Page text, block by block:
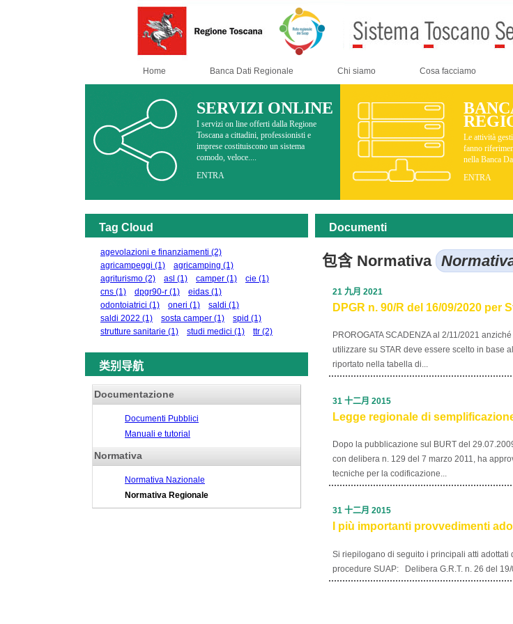
Home Banca Dati Regionale Chi siamo Cosa facciamo
SERVIZI ONLINE
I servizi on line offerti dalla Regione
Toscana a cittadini, professionisti e
imprese costituiscono un sistema
comodo, veloce....
ENTRA
Le attività
fanno
nella Banca
ENTRA
Tag Cloud
agevolazioni e finanziamenti (2)
agricampeggi (1) agricamping (1)
agriturismo (2) asl (1) camper (1) cie (1)
cns (1) dpgr90-r (1) eidas (1)
odontoiatrici (1) oneri (1) saldi (1)
saldi 2022 (1) sosta camper (1) spid (1)
strutture sanitarie (1) studi medici (1) ttr (2)
类别导航
Documentazione
Documenti Pubblici
Manuali e tutorial
Normativa
Normativa Nazionale
Normativa Regionale
Documenti
包含 Normativa
DPGR n. 90/R del 16/09/2020
PROROGATA SCADENZA al 2/11/2021
utilizzare su STAR deve essere scelto in base
riportato nella tabella di...
21 九月 2021
Legge regionale di
Dopo la pubblicazione sul BURT del
con delibera n. 129 del 7 marzo 2011, ha
tecniche per la codificazione...
31 十二月 2015
I più importanti provvedimenti
Si riepilogano di seguito i principali atti
procedure SUAP: Delibera G.R.T. n. 26 del
31 十二月 2015